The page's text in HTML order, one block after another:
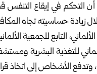
التحكم في إيقاع التنفس
زيادة حساسيته تجاه
التابع للجمعية
للتغذية البشرية
وتدفع ‏الأشخاص إلى اتخاذ